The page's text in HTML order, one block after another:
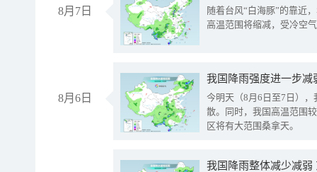
8月7日
随着台风“白海豚”的靠近
高温范围将缩减，受冷空
8月6日
今明天（8月6日至7日）
散。同时，我国高温范围
区将有大范围桑拿天。
我国降雨整体减少减弱